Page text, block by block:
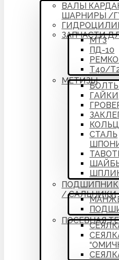
ВАЛЫ
ШАРНИРЫ /
ЗАПЧАСТИ
МТЗ
ПД-10
Т40/
МЕТИЗЫ
ГАЙКИ
СТАЛЬ
/ САЛЬНИКИ
ПОСЕВНАЯ